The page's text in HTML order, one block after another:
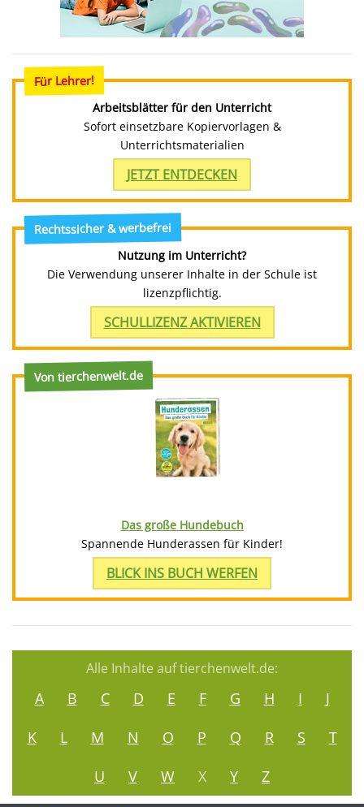
Für Lehrer!
Arbeitsblätter für den Unterricht
Sofort einsetzbare Kopiervorlagen &
Unterrichtsmaterialien
JETZT ENTDECKEN
Rechtssicher & werbefrei
Nutzung im Unterricht?
Die Verwendung unserer Inhalte in der Schule ist
lizenzpflichtig.
SCHULLIZENZ AKTIVIEREN
Von tierchenwelt.de
Das große Hundebuch
Spannende Hunderassen für Kinder!
BLICK INS BUCH WERFEN
Alle Inhalte auf tierchenwelt.de:
A B C D E F G H I
J
K
L M N O P Q R S
T
U
V W X Y Z